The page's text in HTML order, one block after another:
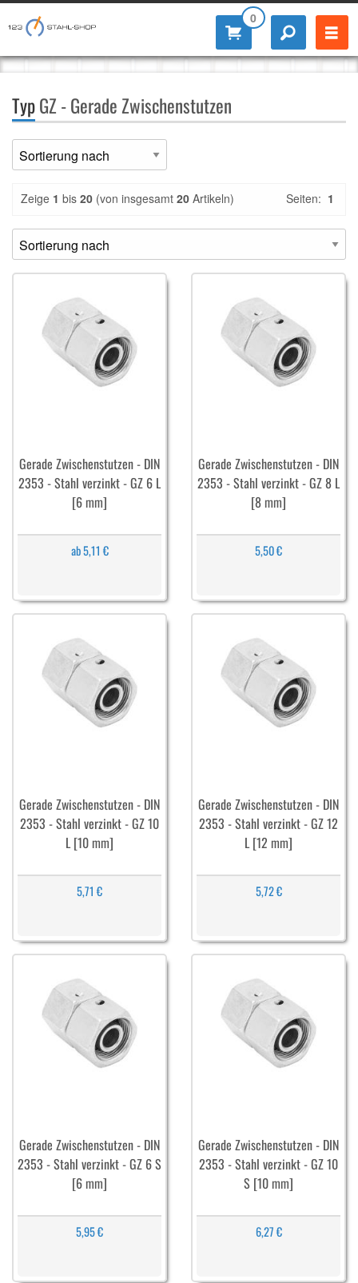
0
TypGZ - Gerade Zwischenstutzen
Zeige 1 bis 20 (von insgesamt 20 Artikeln) Seiten: 1
Gerade Zwischenstutzen - DIN
2353 - Stahl verzinkt - GZ 6 L
[6 mm]
ab 5,11 €
Gerade Zwischenstutzen - DIN
2353 - Stahl verzinkt - GZ 8 L
[8 mm]
5,50 €
Gerade Zwischenstutzen - DIN
2353 - Stahl verzinkt - GZ 10
L [10 mm]
5,71 €
Gerade Zwischenstutzen - DIN
2353 - Stahl verzinkt - GZ 12
L [12 mm]
5,72 €
Gerade Zwischenstutzen - DIN
2353 - Stahl verzinkt - GZ 6 S
[6 mm]
5,95 €
Gerade Zwischenstutzen - DIN
2353 - Stahl verzinkt - GZ 10
S [10 mm]
6,27 €